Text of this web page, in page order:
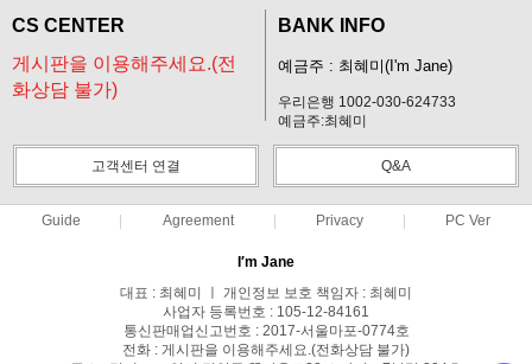
CS CENTER
게시판을 이용해주세요.(전
화상담 불가)
BANK INFO
예금주 : 최혜미(I'm Jane)
우리은행 1002-030-624733
예금주:최혜미
고객센터 연결 Q&A
Guide Agreement Privacy PC Ver
I′m Jane
대표 : 최혜미 ㅣ 개인정보 보호 책임자 : 최혜미
사업자 등록번호 : 105-12-84161
통신판매업신고번호 : 2017-서울마포-0774호
전화 : 게시판을 이용해주세요.(전화상담 불가)